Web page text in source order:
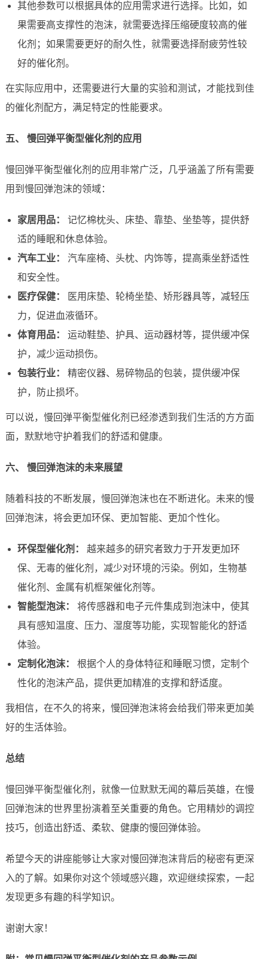
其他参数可以根据具体的应用需求进行选择。比如，如
果需要高支撑性的泡沫，就需要选择压缩硬度较高的催
化剂；如果需要更好的耐久性，就需要选择耐疲劳性较
好的催化剂。
在实际应用中，还需要进行大量的实验和测试，才能找到佳
的催化剂配方，满足特定的性能要求。
五、 慢回弹平衡型催化剂的应用
慢回弹平衡型催化剂的应用非常广泛，几乎涵盖了所有需要
用到慢回弹泡沫的领域：
家居用品：
记忆棉枕头、床垫、靠垫、坐垫等，提供舒
适的睡眠和休息体验。
汽车工业：
汽车座椅、头枕、内饰等，提高乘坐舒适性
和安全性。
医疗保健：
医用床垫、轮椅坐垫、矫形器具等，减轻压
力，促进血液循环。
体育用品：
运动鞋垫、护具、运动器材等，提供缓冲保
护，减少运动损伤。
包装行业：
精密仪器、易碎物品的包装，提供缓冲保
护，防止损坏。
可以说，慢回弹平衡型催化剂已经渗透到我们生活的方方面
面，默默地守护着我们的舒适和健康。
六、 慢回弹泡沫的未来展望
随着科技的不断发展，慢回弹泡沫也在不断进化。未来的慢
回弹泡沫，将会更加环保、更加智能、更加个性化。
环保型催化剂：
越来越多的研究者致力于开发更加环
保、无毒的催化剂，减少对环境的污染。例如，生物基
催化剂、金属有机框架催化剂等。
智能型泡沫：
将传感器和电子元件集成到泡沫中，使其
具有感知温度、压力、湿度等功能，实现智能化的舒适
体验。
定制化泡沫：
根据个人的身体特征和睡眠习惯，定制个
性化的泡沫产品，提供更加精准的支撑和舒适度。
我相信，在不久的将来，慢回弹泡沫将会给我们带来更加美
好的生活体验。
总结
慢回弹平衡型催化剂，就像一位默默无闻的幕后英雄，在慢
回弹泡沫的世界里扮演着至关重要的角色。它用精妙的调控
技巧，创造出舒适、柔软、健康的慢回弹体验。
希望今天的讲座能够让大家对慢回弹泡沫背后的秘密有更深
入的了解。如果你对这个领域感兴趣，欢迎继续探索，一起
发现更多有趣的科学知识。
谢谢大家！